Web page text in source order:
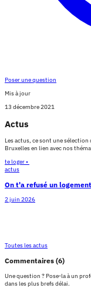
Poser une question
Mis à jour
13 décembre 2021
Actus
Les actus, ce sont une
Bruxelles en lien avec nos
te loger •
actus
On t'a refusé un
2 juin 2026
Toutes les actus
Commentaires (6)
Une question ? Pose-la à un
dans les plus brefs délai.